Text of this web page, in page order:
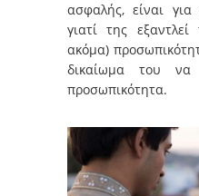
ασφαλής, είναι
γιατί της
ακόμα)
δικαίωμα του
προσωπικότητα.